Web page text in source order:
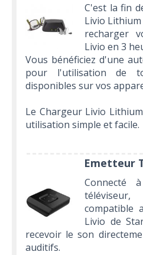
C'est la fin
Livio
recharger
Livio en 3
Vous bénéficiez d'une
pour l'utilisation de
disponibles sur vos
Le Chargeur Livio
utilisation simple et facile.
Emetteur
Connecté
compatible
Livio de
recevoir le son
auditifs.